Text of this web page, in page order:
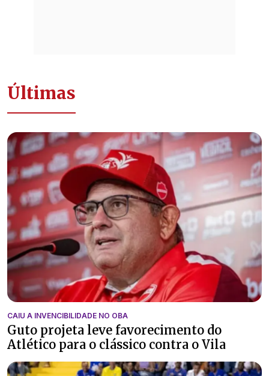
Últimas
CAIU A INVENCIBILIDADE NO OBA
Guto projeta leve favorecimento do
Atlético para o clássico contra o Vila